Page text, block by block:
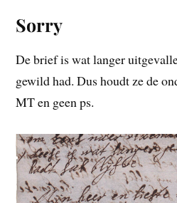
Sorry
De brief is wat langer
gewild had. Dus houdt ze de
MT en geen ps.